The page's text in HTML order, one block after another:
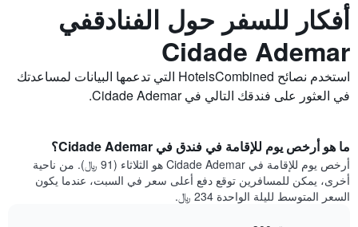
أفكار للسفر حول الفنادقفي
Cidade Ademar
استخدم نصائح HotelsCombined التي تدعمها البيانات لمساعدتك
في العثور على فندقك التالي في Cidade Ademar.
ما هو أرخص يوم للإقامة في فندق في Cidade Ademar؟
أرخص يوم للإقامة في Cidade Ademar هو الثلاثاء (91 ﷼). من ناحية
أخرى، يمكن للمسافرين توقع دفع أعلى سعر في السبت، عندما يكون
السعر المتوسط لليلة الواحدة 234 ﷼.